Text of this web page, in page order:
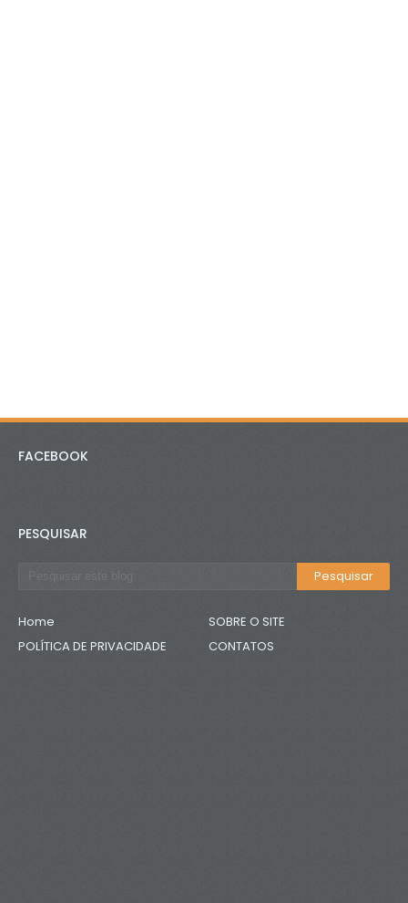
FACEBOOK
PESQUISAR
Home
SOBRE O SITE
POLÍTICA DE PRIVACIDADE
CONTATOS